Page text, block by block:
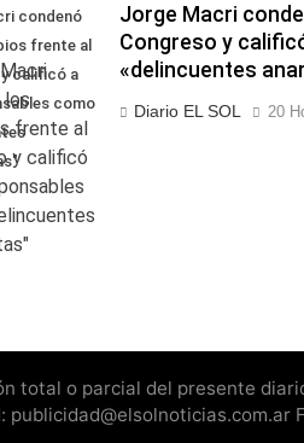
condenó
frente al
calificó a
como
Jorge Macri
Congreso y
«delincuentes
Diario EL SOL 20
total o parcial del presente